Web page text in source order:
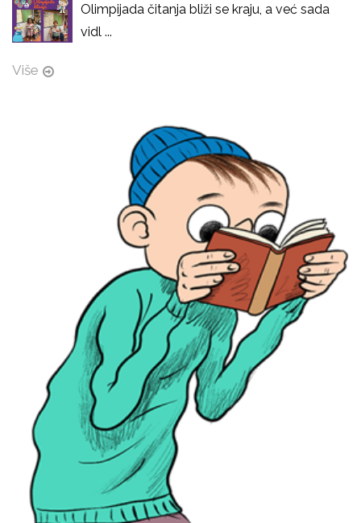
Olimpijada čitanja bliži se kraju, a već sada
vidl ...
Više